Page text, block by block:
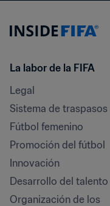
La labor de la FIFA
Legal
Sistema de traspasos
Fútbol femenino
Promoción del fútbol
Innovación
Desarrollo del talento
Organización de los